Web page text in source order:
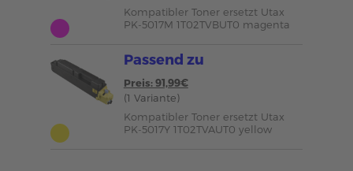
Kompatibler Toner ersetzt Utax
PK-5017M 1T02TVBUT0 magenta
Passend zu
Preis: 91,99€
(1 Variante)
Kompatibler Toner ersetzt Utax
PK-5017Y 1T02TVAUT0 yellow